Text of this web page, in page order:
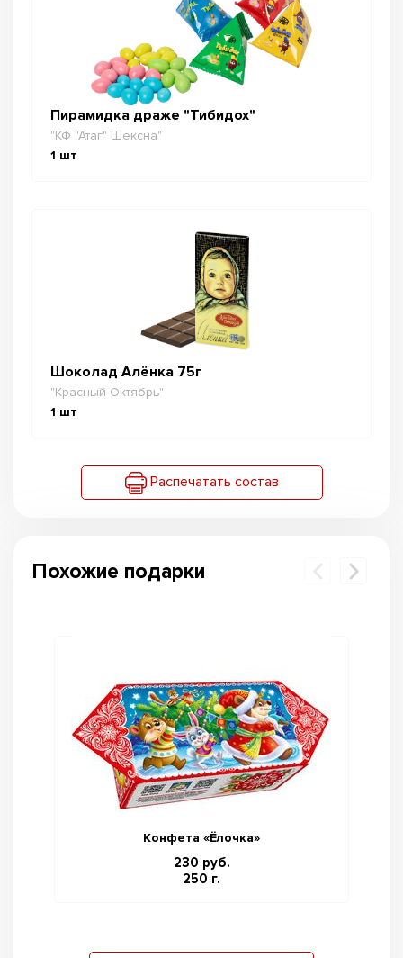
Пирамидка драже "Тибидох"
"КФ "Атаг" Шексна"
1 шт
Шоколад Алёнка 75г
"Красный Октябрь"
1 шт
Распечатать состав
Похожие подарки
Конфета «Ёлочка»
230 руб.
250 г.